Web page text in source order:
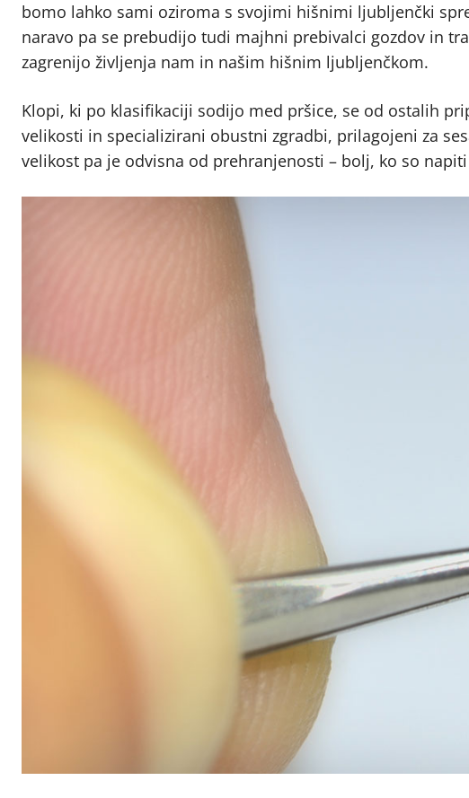
bomo lahko sami oziroma s svojimi hišnimi ljubljenčki
naravo pa se prebudijo tudi majhni prebivalci gozdov in
zagrenijo življenja nam in našim hišnim ljubljenčkom.
Klopi, ki po klasifikaciji sodijo med pršice, se od ostalih
velikosti in specializirani obustni zgradbi, prilagojeni za
velikost pa je odvisna od prehranjenosti – bolj, ko so